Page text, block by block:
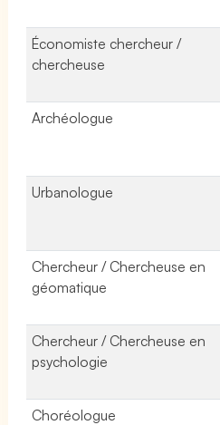
Économiste chercheur /
chercheuse
Archéologue
Urbanologue
Chercheur / Chercheuse en
géomatique
Chercheur / Chercheuse en
psychologie
Choréologue